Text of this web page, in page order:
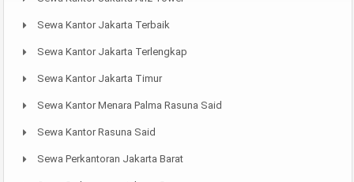
Sewa Kantor Jakarta Terbaik
Sewa Kantor Jakarta Terlengkap
Sewa Kantor Jakarta Timur
Sewa Kantor Menara Palma Rasuna Said
Sewa Kantor Rasuna Said
Sewa Perkantoran Jakarta Barat